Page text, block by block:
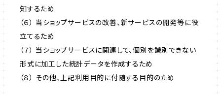
知するため
（６） 当ショップサービスの改善、新サービスの開発等に役
立てるため
（７） 当ショップサービスに関連して、個別を識別できない
形式に加工した統計データを作成するため
（８） その他、上記利用目的に付随する目的のため